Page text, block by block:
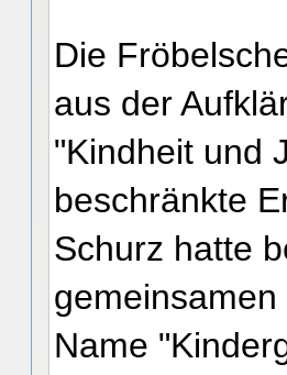
Die
aus der
"Kindheit und
beschränkte
Schurz hatte
Name